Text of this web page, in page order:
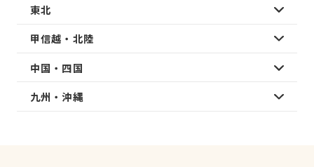
東北
甲信越・北陸
中国・四国
九州・沖縄